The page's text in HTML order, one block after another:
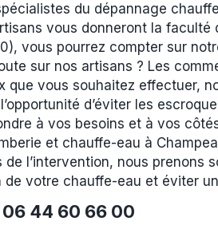
du dépannage
vous donneront la
vous pourrez compter sur
sur nos artisans ? Les
vous souhaitez effectuer,
d’éviter les
à vos besoins et à vos
et chauffe-eau à
de l’intervention, nous
de votre chauffe-eau et éviter
06 44 60 66 00